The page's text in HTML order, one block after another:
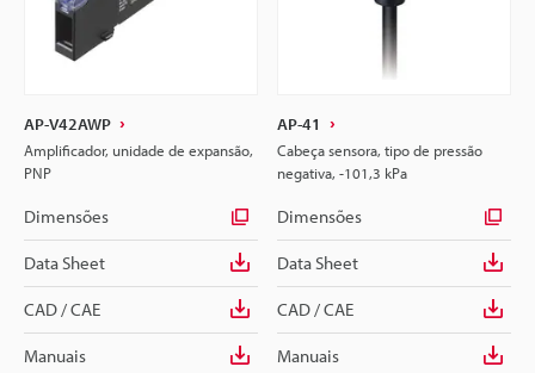
AP-V42AWP
Amplificador, unidade de expansão,
PNP
Dimensões
Data Sheet
CAD / CAE
Manuais
AP-41
Cabeça sensora, tipo de pressão
negativa, -101,3 kPa
Dimensões
Data Sheet
CAD / CAE
Manuais